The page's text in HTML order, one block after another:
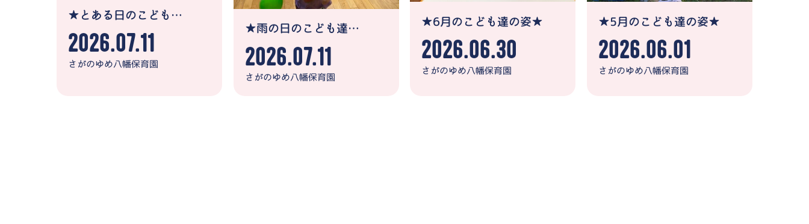
★とある日のこども達の姿★
2026.07.11
さがのゆめ八幡保育園
★雨の日のこども達の姿★
2026.07.11
さがのゆめ八幡保育園
★6月のこども達の姿★
2026.06.30
さがのゆめ八幡保育園
★5月のこども達の姿★
2026.06.01
さがのゆめ八幡保育園